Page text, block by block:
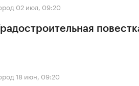
02 июл, 09:20
18 июн, 09:20